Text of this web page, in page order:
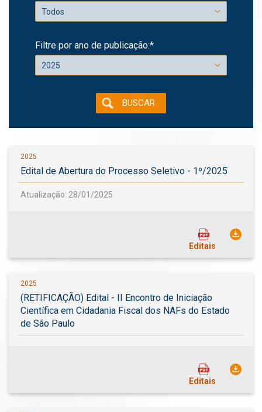
Filtre por ano de publicação:*
BUSCAR
2025
Edital de Abertura do Processo Seletivo - 1º/2025
Atualização: 28/01/2025
Editais
2025
(RETIFICAÇÃO) Edital - II Encontro de Iniciação
Científica em Cidadania Fiscal dos NAFs do Estado
de São Paulo
Editais